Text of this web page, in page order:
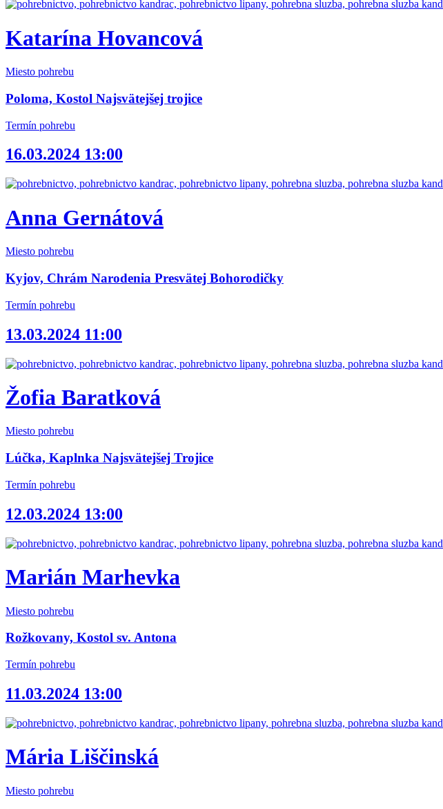
Katarína Hovancová
Miesto pohrebu
Poloma, Kostol Najsvätejšej trojice
Termín pohrebu
16.03.2024 13:00
Anna Gernátová
Miesto pohrebu
Kyjov, Chrám Narodenia Presvätej Bohorodičky
Termín pohrebu
13.03.2024 11:00
Žofia Baratková
Miesto pohrebu
Lúčka, Kaplnka Najsvätejšej Trojice
Termín pohrebu
12.03.2024 13:00
Marián Marhevka
Miesto pohrebu
Rožkovany, Kostol sv. Antona
Termín pohrebu
11.03.2024 13:00
Mária Liščinská
Miesto pohrebu